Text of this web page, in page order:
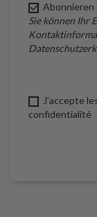
 Abonnieren
Sie können Ihr
J'accepte
confidentialité